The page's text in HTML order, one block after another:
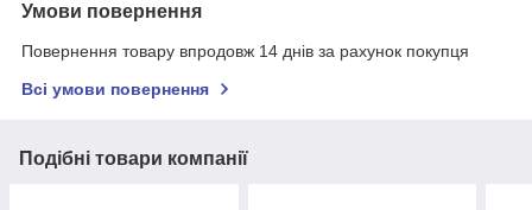
Умови повернення
Повернення товару впродовж 14 днів за рахунок покупця
Всі умови повернення
Подібні товари компанії